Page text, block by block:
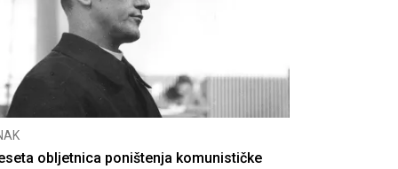
obljetnica poništenja komunističke